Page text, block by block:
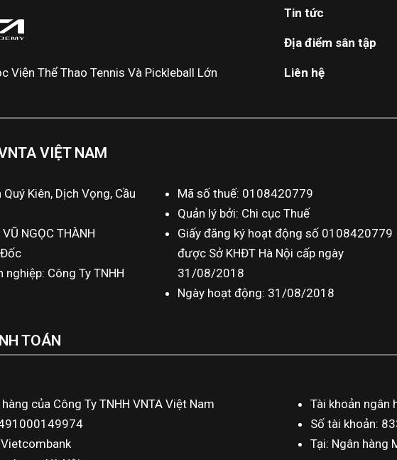
Viện Thể Thao Tennis Và Pickleball Lớn
Tin tức
Địa điểm sân tập
Liên hệ
VIỆT NAM
Kiên, Dịch Vọng, Cầu
NGỌC THÀNH
nghiệp: Công Ty TNHH
Mã số thuế: 0108420779
Quản lý bởi: Chi cục Thuế
Giấy đăng ký hoạt động số 0108420779
được Sở KHĐT Hà Nội cấp ngày
31/08/2018
Ngày hoạt động: 31/08/2018
TOÁN
của Công Ty TNHH VNTA Việt Nam
Tài khoản ngân
Số tài khoản:
Tại: Ngân hàng